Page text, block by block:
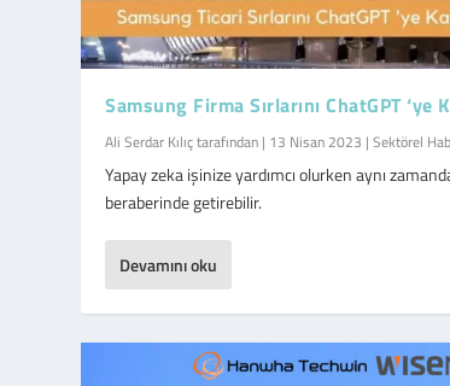
Isaf Exclusive 2019
İstanbul Feribotlarına 250
Samsung Firma Sırlarını ChatGPT ‘ye
Ali Serdar Kılıçtarafından | 13 Nisan 2023 |Sektörel
Yapay zeka işinize yardımcı olurken aynı
beraberinde getirebilir.
Devamını oku